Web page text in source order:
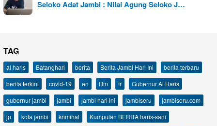
Seloko Adat Jambi : Nilai Agung Seloko J…
TAG
al haris Batanghari berita Berita Jambi Hari Ini
berita terbaru
berita terkini
covid-19 en film fr
Gubernur Al Haris
gubernur jambi
jambi jambi hari ini jambiseru
jambiseru.com
jp
kota jambi kriminal
Kumpulan BERITA haris-sani